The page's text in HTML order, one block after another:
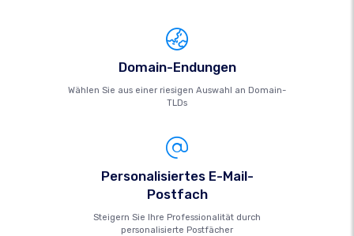
Domain-Endungen
Wählen Sie aus einer riesigen Auswahl an Domain-
TLDs
Personalisiertes E-Mail-
Postfach
Steigern Sie Ihre Professionalität durch
personalisierte Postfächer